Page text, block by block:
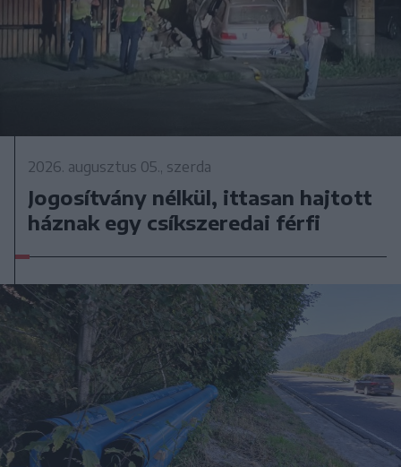
2026. augusztus 05., szerda
Jogosítvány nélkül, ittasan hajtott
háznak egy csíkszeredai férfi